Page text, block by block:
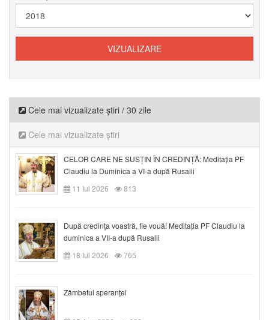
Cele mai vizualizate știri / 30 zile
Cele mai vizualizate știri
CELOR CARE NE SUSȚIN ÎN CREDINȚĂ: Meditația PF
Claudiu la Duminica a VI-a după Rusalii
11 Iul 2026
813
După credinţa voastră, fie vouă! Meditația PF Claudiu la
duminica a VII-a după Rusalii
18 Iul 2026
765
Zâmbetul speranței